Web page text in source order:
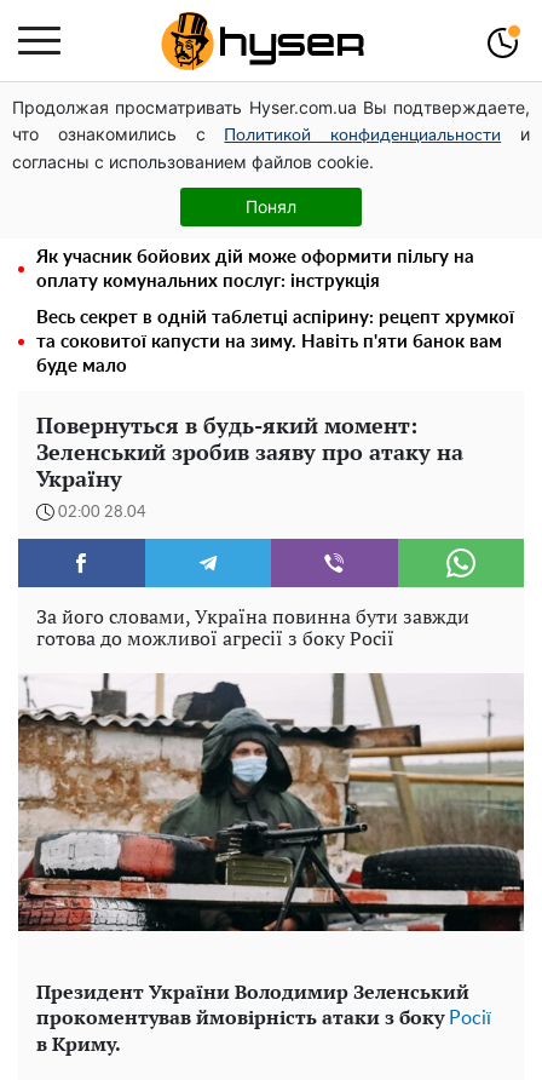
Продолжая просматривать Hyser.com.ua Вы подтверждаете,
что ознакомились с
Политикой конфиденциальности
и
согласны с использованием файлов cookie.
Понял
Повністю гола Анна Трінчер блиснула "принадами":
таких розмірів ви ще не бачили
Таку смакоту ви відкриватимете банку за банкою:
рецепт помідорів дольками з цибулею та олією на
Як учасник бойових дій може оформити пільгу на
оплату комунальних послуг: інструкція
Весь секрет в одній таблетці аспірину: рецепт хрумкої
та соковитої капусти на зиму. Навіть п'яти банок вам
буде мало
Повернуться в будь-який момент:
Зеленський зробив заяву про атаку на
Україну
02:00 28.04
За його словами, Україна повинна бути завжди
готова до можливої агресії з боку Росії
Президент України Володимир Зеленський
прокоментував ймовірність атаки з боку Росії
в Криму.